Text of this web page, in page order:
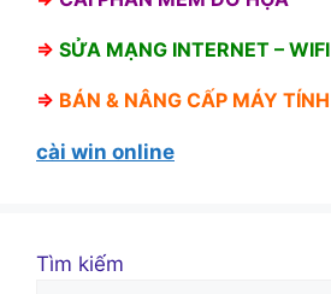
⇒ SỬA MẠNG INTERNET – WIFI
⇒ BÁN & NÂNG CẤP MÁY TÍNH
cài win online
Tìm kiếm